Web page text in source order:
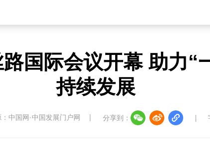
国际会议开幕 助力“
持续发展
：​中国网·中国发展门户网 分享到：